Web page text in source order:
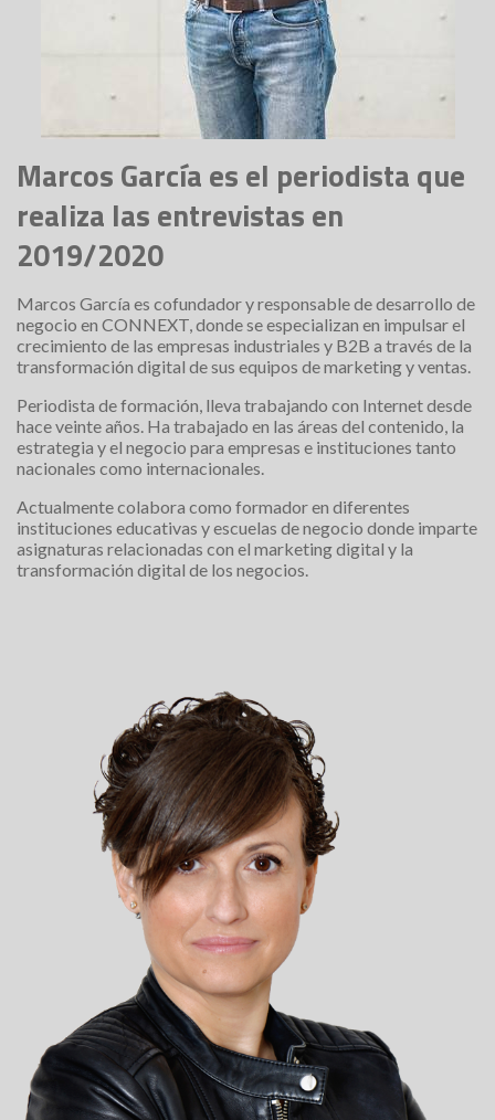
Marcos García es el periodista que
realiza las entrevistas en
2019/2020
Marcos García es cofundador y responsable de desarrollo de
negocio en CONNEXT, donde se especializan en impulsar el
crecimiento de las empresas industriales y B2B a través de la
transformación digital de sus equipos de marketing y ventas.
Periodista de formación, lleva trabajando con Internet desde
hace veinte años. Ha trabajado en las áreas del contenido, la
estrategia y el negocio para empresas e instituciones tanto
nacionales como internacionales.
Actualmente colabora como formador en diferentes
instituciones educativas y escuelas de negocio donde imparte
asignaturas relacionadas con el marketing digital y la
transformación digital de los negocios.